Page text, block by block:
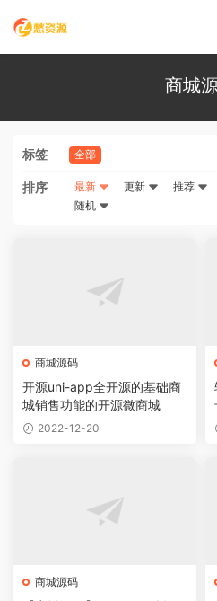
商城
标签 全部
排序 最新 更新 推荐
随机
商城源码
开源uni-app全开源的基础商
城销售功能的开源微商城
2022-12-20
商城源码